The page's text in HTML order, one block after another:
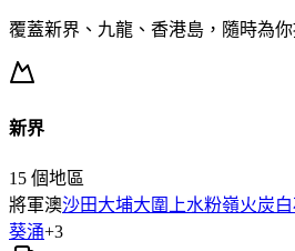
覆蓋新界、九龍、香港島，隨時為
新界
15 個地區
將軍澳沙田大埔大圍 上水粉嶺火炭
葵涌+3